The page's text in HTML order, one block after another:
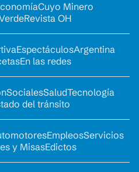
Cuyo Minero
Revista OH
EspectáculosArgentina
En las redes
SocialesSaludTecnología
del tránsito
EmpleosServicios
y MisasEdictos